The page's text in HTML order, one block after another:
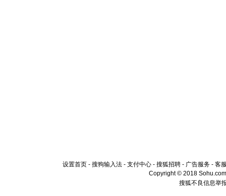
设置首页 - 搜狗输入法 - 支付中心 - 搜狐招聘 - 广告服务 - 客
Copyright © 2018
搜狐不良信息举